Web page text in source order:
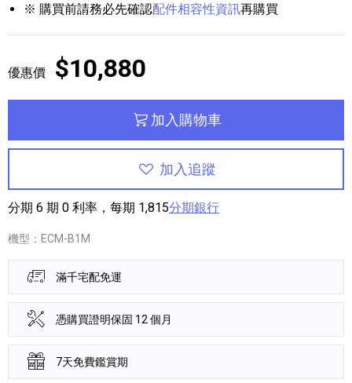
※ 購買前請務必先確認配件相容性資訊再購買
優惠價 $10,880
加入購物車
加入追蹤
分期 6 期 0 利率，每期 1,815分期銀行
機型：ECM-B1M
滿千宅配免運
憑購買證明保固 12 個月
7天免費鑑賞期